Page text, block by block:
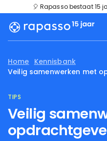
🎈 Rapasso bestaat 15
Home Kennisbank
Veilig samenwerken met
TIPS
Veilig